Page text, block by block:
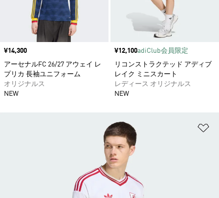
価格
¥14,300
アーセナルFC 26/27 アウェイ レ
プリカ 長袖ユニフォーム
オリジナルス
NEW
価格
¥12,100adiClub会員限定
リコンストラクテッド アディブ
レイク ミニスカート
レディース オリジナルス
NEW